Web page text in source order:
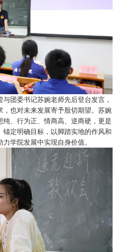
团委书记苏婉老师先后登台发言，
，也对未来发展寄予殷切期望。苏婉
、行为正、情商高、逆商硬，更是
定明确目标，以脚踏实地的作风和
学院发展中实现自身价值。